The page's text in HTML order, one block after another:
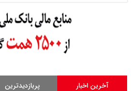
آخرین اخبار پربازدیدترین